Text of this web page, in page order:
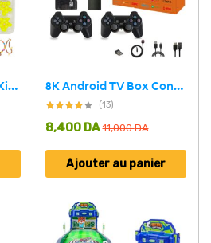
Bracelet D’amitié DIY Kit de Bricolage Pour Filles V2 8K Android TV Box Console de jeu 10000+ Retro Stick double système AU
(13)
11,000DA
8,400 DA
Ajouter au panier